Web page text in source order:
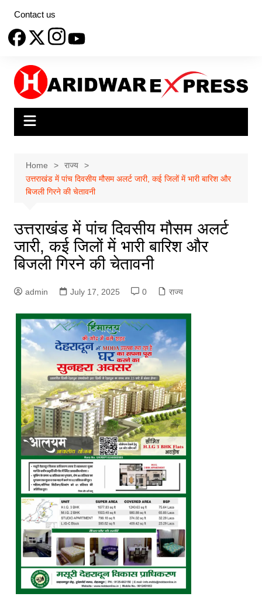
content
Contact us
Home
राज्य
उत्तराखंड में पांच दिवसीय मौसम अलर्ट जारी, कई जिलों में भारी बारिश और
बिजली गिरने की चेतावनी
उत्तराखंड में पांच दिवसीय मौसम अलर्ट
जारी, कई जिलों में भारी बारिश और
बिजली गिरने की चेतावनी
admin July 17, 2025 0 राज्य